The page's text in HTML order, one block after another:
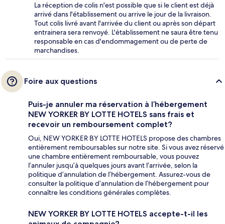
La réception de colis n'est possible que si le client est déjà
arrivé dans l'établissement ou arrive le jour de la livraison.
Tout colis livré avant l'arrivée du client ou après son départ
entrainera sera renvoyé. L'établissement ne saura être tenu
responsable en cas d'endommagement ou de perte de
marchandises.
Foire aux questions
Puis-je annuler ma réservation à l’hébergement
NEW YORKER BY LOTTE HOTELS sans frais et
recevoir un remboursement complet?
Oui, NEW YORKER BY LOTTE HOTELS propose des chambres
entièrement remboursables sur notre site. Si vous avez réservé
une chambre entièrement remboursable, vous pouvez
l’annuler jusqu’à quelques jours avant l’arrivée, selon la
politique d’annulation de l’hébergement. Assurez-vous de
consulter la politique d’annulation de l’hébergement pour
connaître les conditions générales complètes.
NEW YORKER BY LOTTE HOTELS accepte-t-il les